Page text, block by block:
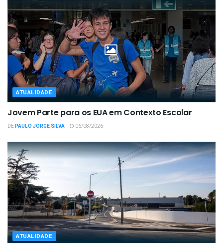
ATUALIDADE
Jovem Parte para os EUA em Contexto Escolar
DEPAULO JORGE SILVA 06/08/2026
ATUALIDADE